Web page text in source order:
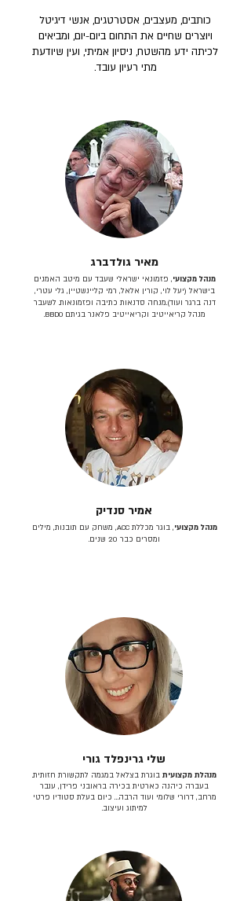
כותבים, מעצבים, אסטרטגים, אנשי דיגיטל
ויוצרים שחיים את התחום ביום-יום, ומביאים
לכיתה ידע מהשטח, ניסיון אמיתי, ועין שיודעת
מתי רעיון עובד.
מאיר גולדברג
מנהל מקצועי, פזמונאי ישראלי שעבד עם מיטב האמנים
בישראל (יעל לוי, קורין אלאל, רמי קליינשטיין, גלי עטרי,
דנה ברגר ועוד).מנחה סדנאות כתיבה ופזמונאות. לשעבר
מנהל קריאייטיב וקריאייטיב פלאנר בגיתם BBDO.
אמיר סנדיק
מנהל מקצועי
, בוגר מכללת ACC, משחק עם תובנות, מילים
ומסרים כבר 20 שנים.
שלי גרינפלד גורי
מנהלת מקצועית בוגרת בצלאל במגמה לתקשורת חזותית.
בעברה כיהנה כארטית בכירה בראובני פרידן, ענבר
מרחב, דרורי שלומי ועוד הרבה… כיום בעלת סטודיו פרטי
למיתוג ועיצוב.